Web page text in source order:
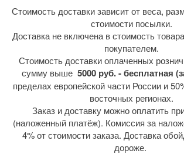
Стоимость доставки зависит от веса,
стоимости посылки.
Доставка не включена в стоимость
покупателем.
Стоимость доставки оплаченных
сумму выше 5000 руб. - бесплатная
пределах европейской части России и
восточных регионах.
Заказ и доставку можно оплатить
(наложенный платёж). Комиссия за
4% от стоимости заказа. Доставка
дороже.